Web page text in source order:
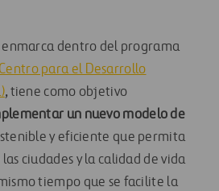
enmarca dentro del programa
para el Desarrollo
, tiene como objetivo
un nuevo modelo de
y eficiente que permita
ciudades y la calidad de vida
tiempo que se facilite la